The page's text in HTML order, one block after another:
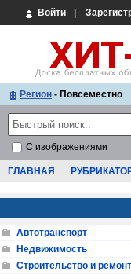
Войти
Регион - Повсеместно
С изображениями
ГЛАВНАЯ
Автотранспорт
Недвижимость
Строительство и ремонт